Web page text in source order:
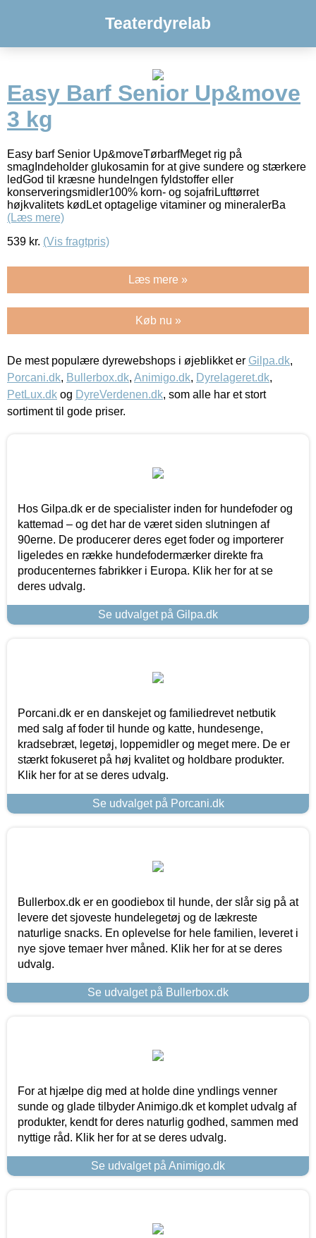
Teaterdyrelab
Easy Barf Senior Up&move
3 kg
Easy barf Senior Up&moveTørbarfMeget rig på
smagIndeholder glukosamin for at give sundere og stærkere
ledGod til kræsne hundeIngen fyldstoffer eller
konserveringsmidler100% korn- og sojafriLufttørret
højkvalitets kødLet optagelige vitaminer og mineralerBa
(Læs mere)
539 kr. (Vis fragtpris)
Læs mere »
Køb nu »
De mest populære dyrewebshops i øjeblikket er Gilpa.dk,
Porcani.dk, Bullerbox.dk, Animigo.dk, Dyrelageret.dk,
PetLux.dk og DyreVerdenen.dk, som alle har et stort
sortiment til gode priser.
Hos Gilpa.dk er de specialister inden for hundefoder og
kattemad – og det har de været siden slutningen af
90erne. De producerer deres eget foder og importerer
ligeledes en række hundefodermærker direkte fra
producenternes fabrikker i Europa. Klik her for at se
deres udvalg.
Se udvalget på Gilpa.dk
Porcani.dk er en danskejet og familiedrevet netbutik
med salg af foder til hunde og katte, hundesenge,
kradsebræt, legetøj, loppemidler og meget mere. De er
stærkt fokuseret på høj kvalitet og holdbare produkter.
Klik her for at se deres udvalg.
Se udvalget på Porcani.dk
Bullerbox.dk er en goodiebox til hunde, der slår sig på at
levere det sjoveste hundelegetøj og de lækreste
naturlige snacks. En oplevelse for hele familien, leveret i
nye sjove temaer hver måned. Klik her for at se deres
udvalg.
Se udvalget på Bullerbox.dk
For at hjælpe dig med at holde dine yndlings venner
sunde og glade tilbyder Animigo.dk et komplet udvalg af
produkter, kendt for deres naturlig godhed, sammen med
nyttige råd. Klik her for at se deres udvalg.
Se udvalget på Animigo.dk